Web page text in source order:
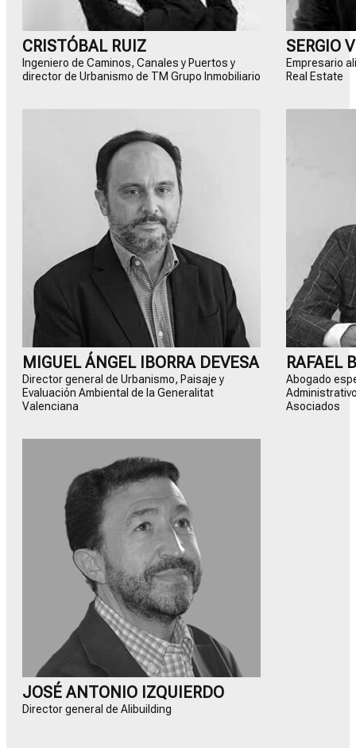
CRISTÓBAL RUIZ
Ingeniero de Caminos, Canales y Puertos y
director de Urbanismo de TM Grupo Inmobiliario
SERGIO
Empresario
Real Estate
MIGUEL ÁNGEL IBORRA DEVESA
Director general de Urbanismo, Paisaje y
Evaluación Ambiental de la Generalitat
Valenciana
RAFAEL
Abogado
Asociados
JOSÉ ANTONIO IZQUIERDO
Director general de Alibuilding